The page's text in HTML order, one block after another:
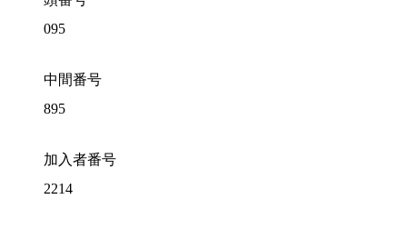
095
中間番号
895
加入者番号
2214